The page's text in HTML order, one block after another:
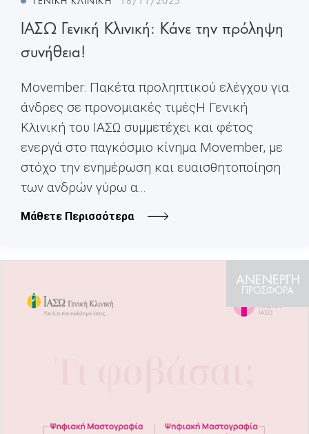
ΙΑΣΩ Γενική Κλινική: Κάνε την πρόληψη
συνήθεια!
Movember: Πακέτα προληπτικού ελέγχου για
άνδρες σε προνομιακές τιμέςH Γενική
Κλινική του ΙΑΣΩ συμμετέχει και φέτος
ενεργά στο παγκόσμιο κίνημα Movember, με
στόχο την ενημέρωση και ευαισθητοποίηση
των ανδρών γύρω α...
Μάθετε Περισσότερα
ΑΝΕΝΕΡΓΗ
ΠΡΟΣΦΟΡΑ